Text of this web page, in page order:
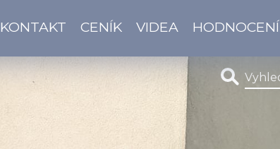
KONTAKT CENÍK VIDEA HODNOCENÍ